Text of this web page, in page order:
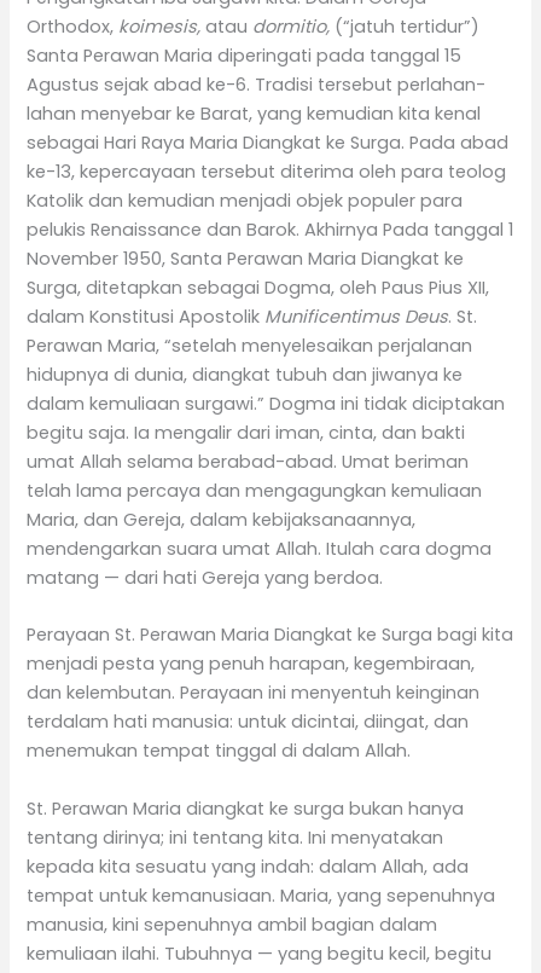
Orthodox, koimesis, atau dormitio, (“jatuh tertidur”)
Santa Perawan Maria diperingati pada tanggal 15
Agustus sejak abad ke-6. Tradisi tersebut perlahan-
lahan menyebar ke Barat, yang kemudian kita kenal
sebagai Hari Raya Maria Diangkat ke Surga. Pada abad
ke-13, kepercayaan tersebut diterima oleh para teolog
Katolik dan kemudian menjadi objek populer para
pelukis Renaissance dan Barok. Akhirnya Pada tanggal 1
November 1950, Santa Perawan Maria Diangkat ke
Surga, ditetapkan sebagai Dogma, oleh Paus Pius XII,
dalam Konstitusi Apostolik Munificentimus Deus. St.
Perawan Maria, “setelah menyelesaikan perjalanan
hidupnya di dunia, diangkat tubuh dan jiwanya ke
dalam kemuliaan surgawi.” Dogma ini tidak diciptakan
begitu saja. Ia mengalir dari iman, cinta, dan bakti
umat Allah selama berabad-abad. Umat beriman
telah lama percaya dan mengagungkan kemuliaan
Maria, dan Gereja, dalam kebijaksanaannya,
mendengarkan suara umat Allah. Itulah cara dogma
matang — dari hati Gereja yang berdoa.
Perayaan St. Perawan Maria Diangkat ke Surga bagi kita
menjadi pesta yang penuh harapan, kegembiraan,
dan kelembutan. Perayaan ini menyentuh keinginan
terdalam hati manusia: untuk dicintai, diingat, dan
menemukan tempat tinggal di dalam Allah.
St. Perawan Maria diangkat ke surga bukan hanya
tentang dirinya; ini tentang kita. Ini menyatakan
kepada kita sesuatu yang indah: dalam Allah, ada
tempat untuk kemanusiaan. Maria, yang sepenuhnya
manusia, kini sepenuhnya ambil bagian dalam
kemuliaan ilahi. Tubuhnya — yang begitu kecil, begitu